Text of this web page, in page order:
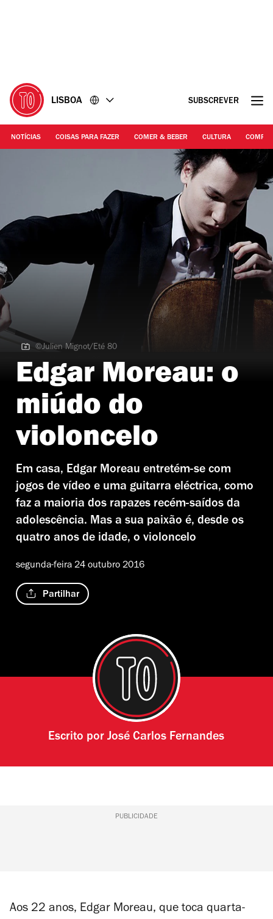
LISBOA SUBSCREVER
NOTÍCIAS COISAS PARA FAZER COMER & BEBER CULTURA
©Julien Mignot/Eté 80
©Julien Mignot/Eté 80
Edgar Moreau: o
miúdo do
violoncelo
Em casa, Edgar Moreau entretém-se com
jogos de vídeo e uma guitarra eléctrica, como
faz a maioria dos rapazes recém-saídos da
adolescência. Mas a sua paixão é, desde os
quatro anos de idade, o violoncelo
segunda-feira 24 outubro 2016
Partilhar
Escrito porJosé Carlos Fernandes
PUBLICIDADE
Aos 22 anos, Edgar Moreau, que toca quarta-